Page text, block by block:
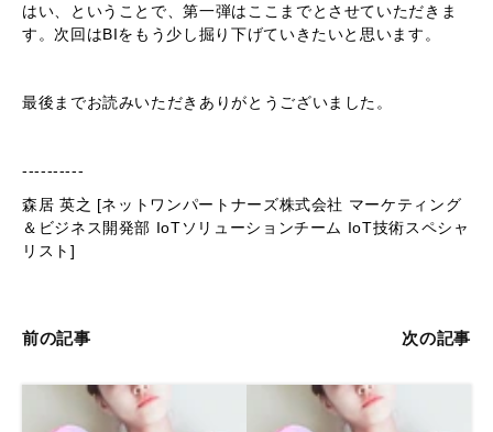
はい、ということで、第一弾はここまでとさせていただきま
す。次回はBIをもう少し掘り下げていきたいと思います。
最後までお読みいただきありがとうございました。
----------
森居 英之 [ネットワンパートナーズ株式会社 マーケティング
＆ビジネス開発部 IoTソリューションチーム IoT技術スペシャ
リスト]
前の記事 次の記事